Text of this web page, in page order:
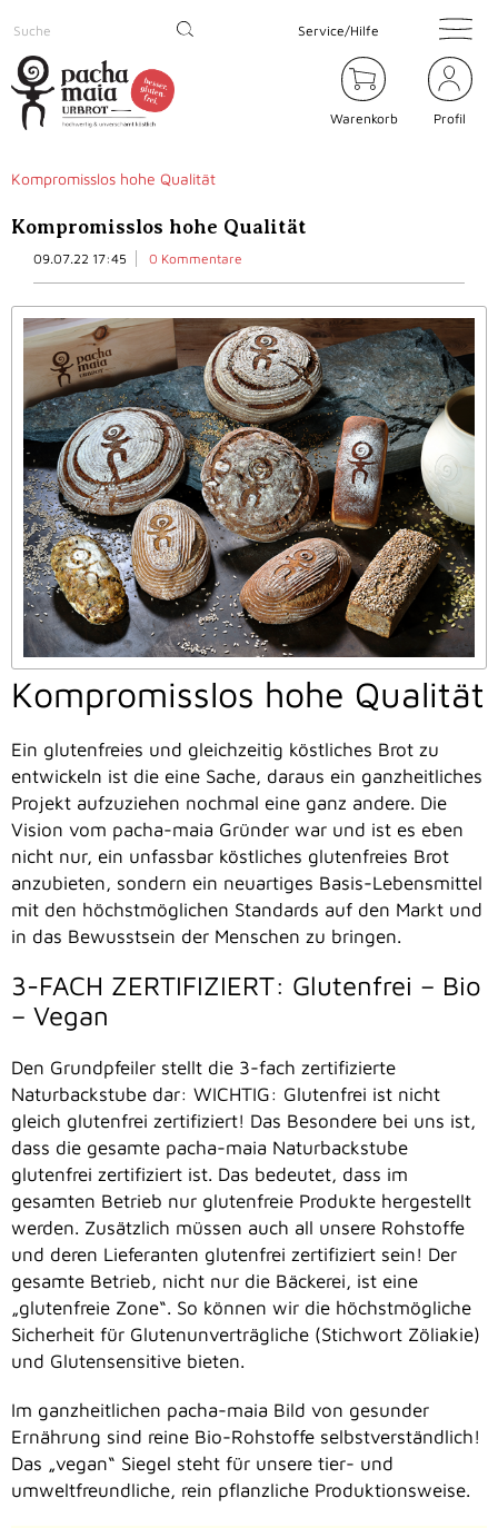
Service/Hilfe
Warenkorb Profil
Kompromisslos hohe Qualität
Kompromisslos hohe Qualität
09.07.22 17:45 0 Kommentare
Kompromisslos hohe Qualität
Ein glutenfreies und gleichzeitig köstliches Brot zu
entwickeln ist die eine Sache, daraus ein ganzheitliches
Projekt aufzuziehen nochmal eine ganz andere. Die
Vision vom pacha-maia Gründer war und ist es eben
nicht nur, ein unfassbar köstliches glutenfreies Brot
anzubieten, sondern ein neuartiges Basis-Lebensmittel
mit den höchstmöglichen Standards auf den Markt und
in das Bewusstsein der Menschen zu bringen.
3-FACH ZERTIFIZIERT: Glutenfrei – Bio
– Vegan
Den Grundpfeiler stellt die 3-fach zertifizierte
Naturbackstube dar: WICHTIG: Glutenfrei ist nicht
gleich glutenfrei zertifiziert! Das Besondere bei uns ist,
dass die gesamte pacha-maia Naturbackstube
glutenfrei zertifiziert ist. Das bedeutet, dass im
gesamten Betrieb nur glutenfreie Produkte hergestellt
werden. Zusätzlich müssen auch all unsere Rohstoffe
und deren Lieferanten glutenfrei zertifiziert sein! Der
gesamte Betrieb, nicht nur die Bäckerei, ist eine
„glutenfreie Zone“. So können wir die höchstmögliche
Sicherheit für Glutenunverträgliche (Stichwort Zöliakie)
und Glutensensitive bieten.
Im ganzheitlichen pacha-maia Bild von gesunder
Ernährung sind reine Bio-Rohstoffe selbstverständlich!
Das „vegan“ Siegel steht für unsere tier- und
umweltfreundliche, rein pflanzliche Produktionsweise.